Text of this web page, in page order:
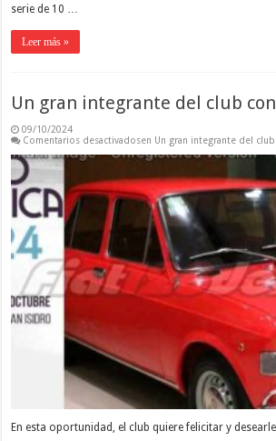
serie de 10 …
Leer más »
Un gran integrante del club con
09/10/2024
Comentarios desactivadosen Un gran integrante del club
En esta oportunidad, el club quiere felicitar y